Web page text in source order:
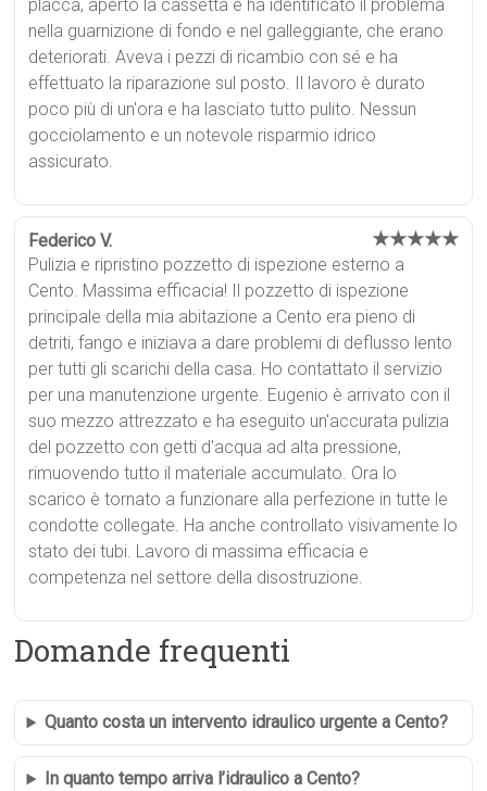
placca, aperto la cassetta e ha identificato il problema
nella guarnizione di fondo e nel galleggiante, che erano
deteriorati. Aveva i pezzi di ricambio con sé e ha
effettuato la riparazione sul posto. Il lavoro è durato
poco più di un'ora e ha lasciato tutto pulito. Nessun
gocciolamento e un notevole risparmio idrico
assicurato.
Federico V. ★★★★★
Pulizia e ripristino pozzetto di ispezione esterno a
Cento. Massima efficacia! Il pozzetto di ispezione
principale della mia abitazione a Cento era pieno di
detriti, fango e iniziava a dare problemi di deflusso lento
per tutti gli scarichi della casa. Ho contattato il servizio
per una manutenzione urgente. Eugenio è arrivato con il
suo mezzo attrezzato e ha eseguito un'accurata pulizia
del pozzetto con getti d'acqua ad alta pressione,
rimuovendo tutto il materiale accumulato. Ora lo
scarico è tornato a funzionare alla perfezione in tutte le
condotte collegate. Ha anche controllato visivamente lo
stato dei tubi. Lavoro di massima efficacia e
competenza nel settore della disostruzione.
Domande frequenti
Quanto costa un intervento idraulico urgente a Cento?
In quanto tempo arriva l’idraulico a Cento?